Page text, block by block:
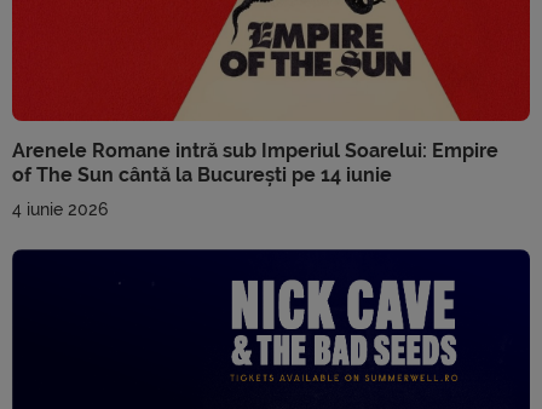
Arenele Romane intră sub Imperiul Soarelui: Empire
of The Sun cântă la București pe 14 iunie
4 iunie 2026